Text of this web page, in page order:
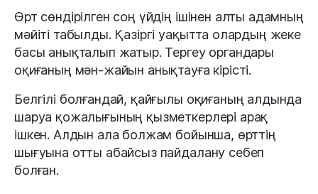
Өрт сөндірілген соң үйдің ішінен алты адамның
мәйіті табылды. Қазіргі уақытта олардың жеке
басы анықталып жатыр. Тергеу органдары
оқиғаның мән-жайын анықтауға кірісті.
Белгілі болғандай, қайғылы оқиғаның алдында
шаруа қожалығының қызметкерлері арақ
ішкен. Алдын ала болжам бойынша, өрттің
шығуына отты абайсыз пайдалану себеп
болған.